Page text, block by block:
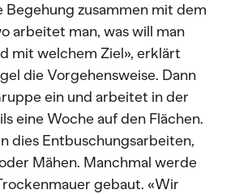
Begehung zusammen mit dem
arbeitet man, was will man
mit welchem Ziel», erklärt
die Vorgehensweise. Dann
ein und arbeitet in der
eine Woche auf den Flächen.
dies Entbuschungsarbeiten,
Mähen. Manchmal werde
gebaut. «Wir